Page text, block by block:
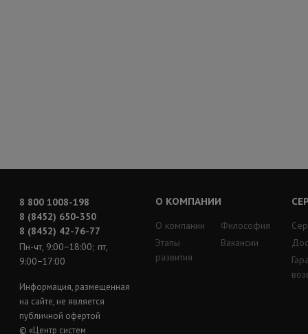
8 800 1008-198
8 (8452) 650-350
8 (8452) 42-76-77
Пн-чт, 9:00−18:00; пт,
9:00−17:00
Информация, размещенная
на сайте, не является
публичной офертой
© «Центр систем
О КОМПАНИИ
О компании
Этапы
развития
Философия
Вакансии